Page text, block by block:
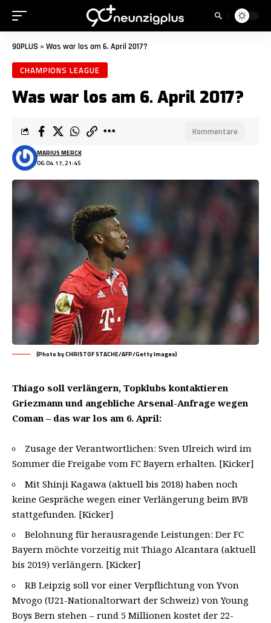
90PLUS » Was war los am 6. April 2017?
CHAMPIONS LEAGUE
Was war los am 6. April 2017?
06.04.17, 21:45
MARIUS MERCK
Kommentare
(Photo by CHRISTOF STACHE/AFP/Getty Images)
Thiago soll verlängern, Topklubs kontaktieren
Griezmann und angebliche Arsenal-Anfrage wegen
Coman – das war los am 6. April:
Zusage der Verantwortlichen: Sven Ulreich wird im
Sommer die Freigabe vom FC Bayern erhalten. [Kicker]
Mit Shinji Kagawa (aktuell bis 2018) haben noch
keine Gespräche wegen einer Verlängerung beim BVB
stattgefunden. [Kicker]
Belohnung für herausragende Leistungen: Der FC
Bayern möchte vorzeitig mit Thiago Alcantara (aktuell
bis 2019) verlängern. [Kicker]
RB Leipzig soll vor einer Verpflichtung von Yvon
Mvogo (U21-Nationaltorwart der Schweiz) von Young
Boys Bern stehen – rund 5 Millionen kostet der 22-